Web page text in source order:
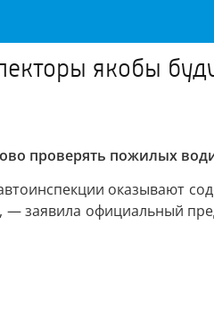
якобы
проверять пожилых
оказывают
— заявила официальный